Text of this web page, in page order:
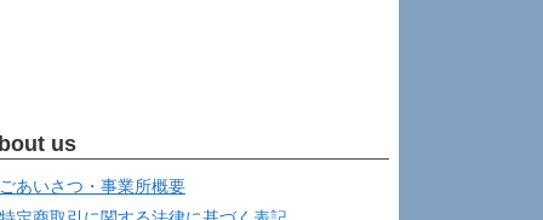
us
ごあいさつ・事業所概要